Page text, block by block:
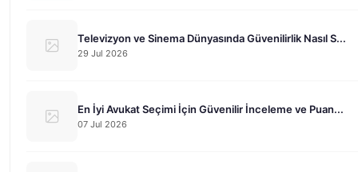
Televizyon ve Sinema Dünyasında Güvenilirlik Nasıl S...
29 Jul 2026
En İyi Avukat Seçimi İçin Güvenilir İnceleme ve Puan...
07 Jul 2026